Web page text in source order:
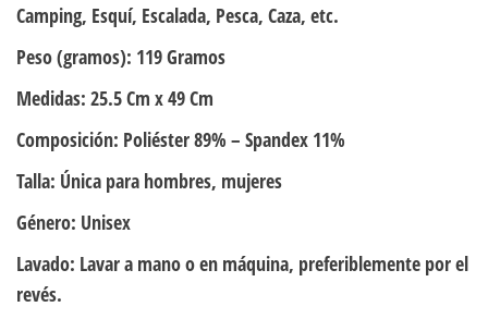
Camping, Esquí, Escalada, Pesca, Caza, etc.
Peso (gramos): 119 Gramos
Medidas: 25.5 Cm x 49 Cm
Composición: Poliéster 89% – Spandex 11%
Talla: Única para hombres, mujeres
Género: Unisex
Lavado: Lavar a mano o en máquina, preferiblemente por el
revés.